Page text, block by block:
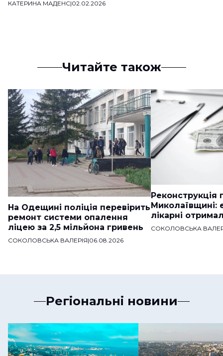
КАТЕРИНА МАДЕНС|02.02.2026
Читайте також
На Одещині поліція перевірить
ремонт системи опалення
ліцею за 2,5 мільйона гривень
СОКОЛОВСЬКА ВАЛЕРІЯ|06.08.2026
Реконструкція
Миколаївщині:
лікарні
СОКОЛОВСЬКА
Регіональні новини